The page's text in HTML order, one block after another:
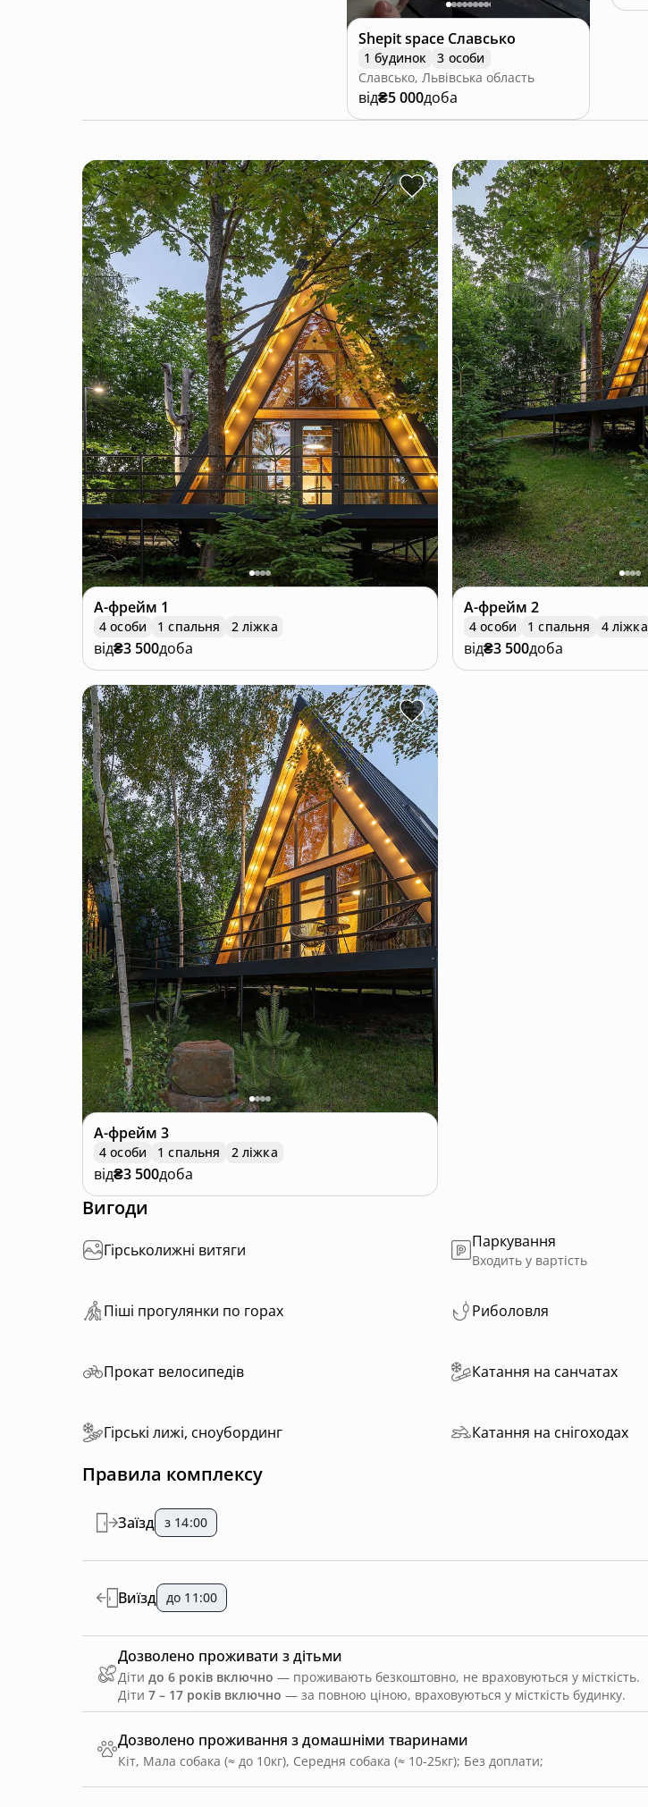
Shepit space Славсько
1 будинок
3 особи
Славсько, Львівська область
від₴5 000доба
А-фрейм 1
4 особи 1 спальня 2 ліжка
від₴3 500доба
А-фрейм 2
4 особи 1 спальня 4 ліжка
від₴3 500доба
А-фрейм 3
4 особи 1 спальня 2 ліжка
від₴3 500доба
Вигоди
Гірськолижні витяги Паркування
Входить у вартість
Пiшi прoгулянки пo горах Риболовля
Прокат велосипедів Катання на санчатах
Гірські лижі, сноубординг Катання на снігоходах
Правила комплексу
Дозволено проживання з домашніми тваринами
Кіт, Мала собака (≈ до 10кг), Середня собака (≈ 10-25кг); Без доплати;
Заїзд з 14:00
Виїзд до 11:00
Дозволено проживати з дітьми
Діти до 6 років включно — проживають безкоштовно, не враховуються у місткість.
Діти 7 – 17 років включно — за повною ціною, враховуються у місткість будинку.